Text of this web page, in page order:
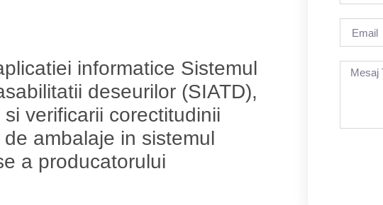
informatice Sistemul
deseurilor (SIATD),
verificarii corectitudinii
ambalaje in sistemul
a producatorului